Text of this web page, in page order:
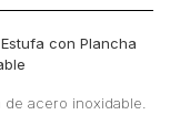
con Plancha
de acero inoxidable.